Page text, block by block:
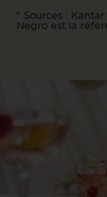
* Sources :
Negro est la